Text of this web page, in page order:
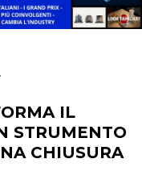
IL
STRUMENTO
CHIUSURA